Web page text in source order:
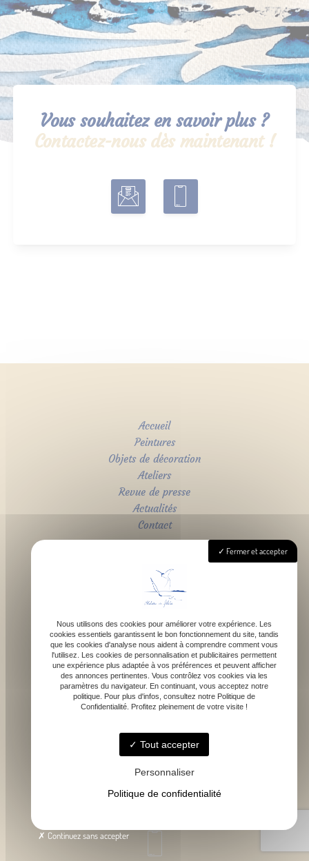
Vous souhaitez en savoir plus ?
Contactez-nous dès maintenant !
Accueil
Peintures
Objets de décoration
Ateliers
Revue de presse
Actualités
Contact
1043 route de bragot, 31470 Fonsorbes
contact@atelierdefelicie.fr
Fermer et accepter
Nous utilisons des cookies pour améliorer votre expérience. Les
cookies essentiels garantissent le bon fonctionnement du site, tandis
que les cookies d'analyse nous aident à comprendre comment vous
l'utilisez. Les cookies de personnalisation et publicitaires permettent
une expérience plus adaptée à vos préférences et peuvent afficher
des annonces pertinentes. Vous contrôlez vos cookies via les
paramètres du navigateur. En continuant, vous acceptez notre
politique. Pour plus d'infos, consultez notre Politique de
Confidentialité. Profitez pleinement de votre visite !
Tout accepter
Personnaliser
Politique de confidentialité
Continuez sans accepter